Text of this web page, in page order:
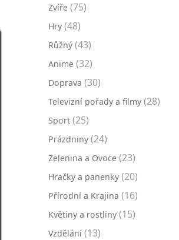
Zvíře (75)
Hry (48)
Růžný (43)
Anime (32)
Doprava (30)
Televizní pořady a filmy (28)
Sport (25)
Prázdniny (24)
Zelenina a Ovoce (23)
Hračky a panenky (20)
Přírodní a Krajina (16)
Květiny a rostliny (15)
Vzdělání (13)